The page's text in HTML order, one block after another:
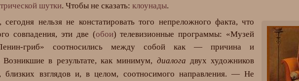
шутки. Чтобы не сказать:клоунады.
нельзя не констатировать того непреложного факта, что
совпадения, эти две (обои) телевизионные программы: «Музей
гриб» соотносились между собой как — причина и
в результате, как минимум, диалога двух художников
близких взглядов и, в целом, соотносимого направления. — Не